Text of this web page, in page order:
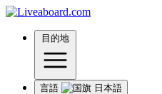
目的地
言語